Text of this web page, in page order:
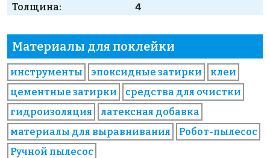
Толщина:
4
Материалы для поклейки
инструменты эпоксидные затирки
клеи
цементные затирки
средства для очистки
гидроизоляция
латексная добавка
материалы для выравнивания
Робот-пылесос
Ручной пылесос